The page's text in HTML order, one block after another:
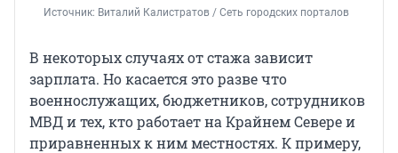
Источник: Виталий Калистратов / Сеть городских порталов
В некоторых случаях от стажа зависит
зарплата. Но касается это разве что
военнослужащих, бюджетников, сотрудников
МВД и тех, кто работает на Крайнем Севере и
приравненных к ним местностях. К примеру,